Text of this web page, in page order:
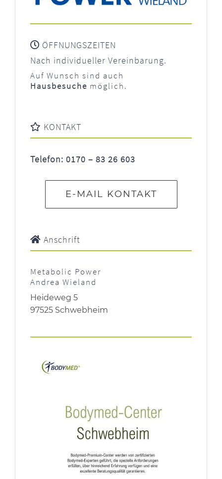
ÖFFNUNGSZEITEN
Nach individueller Vereinbarung.
Auf Wunsch sind auch
Hausbesuche möglich.
KONTAKT
Telefon: 0170 – 83 26 603
E-MAIL KONTAKT
Anschrift
Metabolic Power
Andrea Wieland
Heideweg 5
97525 Schwebheim